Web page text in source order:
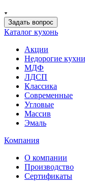
Задать вопрос
Каталог кухонь
Акции
Недорогие кухни
МДФ
ЛДСП
Классика
Современные
Угловые
Массив
Эмаль
Компания
О компании
Производство
Сертификаты